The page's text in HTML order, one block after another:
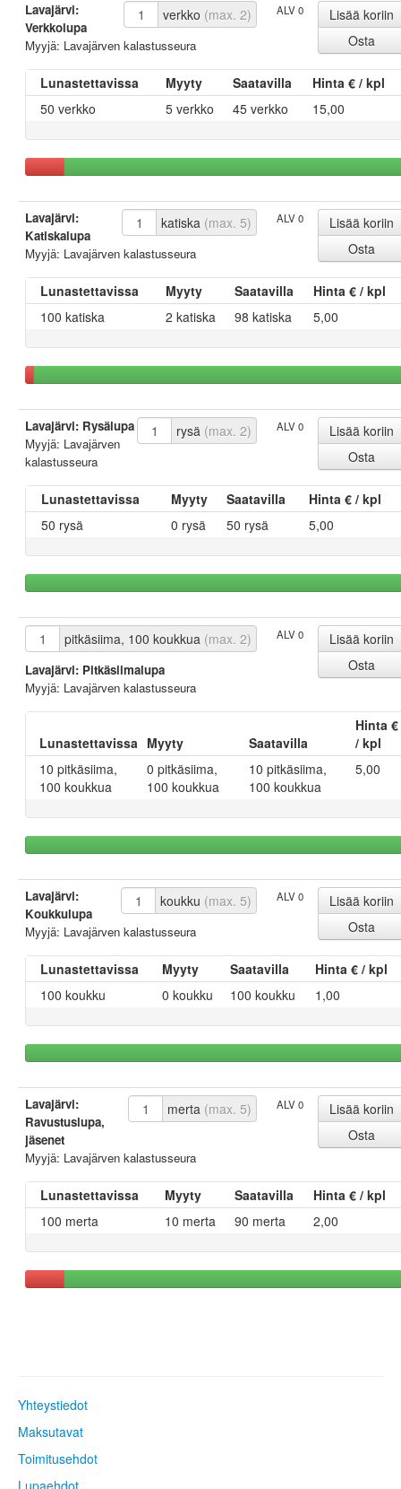
verkko (max. 2)
Lavajärvi:
Verkkolupa
Myyjä: Lavajärven kalastusseura
ALV 0
Lunastettavissa Myyty Saatavilla
Hinta € / kpl
50 verkko
5 verkko 45 verkko 15,00
katiska (max. 5)
Lavajärvi:
Katiskalupa
Myyjä: Lavajärven kalastusseura
ALV 0
Lunastettavissa Myyty Saatavilla
Hinta € / kpl
100 katiska
2 katiska 98 katiska 5,00
rysä (max. 2)
Lavajärvi: Rysälupa
Myyjä: Lavajärven
kalastusseura
ALV 0
Lunastettavissa Myyty Saatavilla
Hinta € / kpl
50 rysä
0 rysä 50 rysä 5,00
pitkäsiima, 100 koukkua (max. 2)
Lavajärvi: Pitkäsiimalupa
Myyjä: Lavajärven kalastusseura
ALV 0
Lunastettavissa Myyty Saatavilla
Hinta €
/ kpl
10 pitkäsiima,
100 koukkua
0 pitkäsiima,
100 koukkua
10 pitkäsiima,
100 koukkua
5,00
koukku (max. 5)
Lavajärvi:
Koukkulupa
Myyjä: Lavajärven kalastusseura
ALV 0
Lunastettavissa Myyty Saatavilla
Hinta € / kpl
100 koukku
0 koukku 100 koukku 1,00
merta (max. 5)
Lavajärvi:
Ravustuslupa,
jäsenet
Myyjä: Lavajärven kalastusseura
ALV 0
Lunastettavissa Myyty Saatavilla
Hinta € / kpl
100 merta
10 merta 90 merta 2,00
Yhteystiedot
Maksutavat
Toimitusehdot